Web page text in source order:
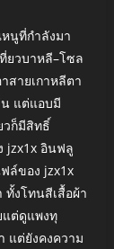
นูที่กำลังมา
ยวบาหลี–โซล
สายเกาหลีตา
แต่แอบมี
วก็มีสิทธิ์
jzx1x อินฟลู
ล์ของ jzx1x
งโทนสีเสื้อผ้า
ต่ดูแพงทุ
แต่ยังคงความ